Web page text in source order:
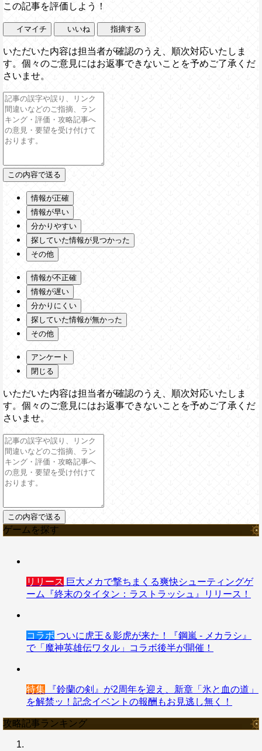
この記事を評価しよう！
イマイチ いいね 指摘する
いただいた内容は担当者が確認のうえ、順次対応いたしま
す。個々のご意見にはお返事できないことを予めご了承くだ
さいませ。
情報が正確
情報が早い
分かりやすい
探していた情報が見つかった
その他
情報が不正確
情報が遅い
分かりにくい
探していた情報が無かった
その他
アンケート
閉じる
いただいた内容は担当者が確認のうえ、順次対応いたしま
す。個々のご意見にはお返事できないことを予めご了承くだ
さいませ。
ゲームを探す
リリース 巨大メカで撃ちまくる爽快シューティングゲ
ーム『終末のタイタン：ラストラッシュ』リリース！
コラボ ついに虎王＆影虎が来た！『鋼嵐 - メカラシ』
で「魔神英雄伝ワタル」コラボ後半が開催！
特集 『鈴蘭の剣』が2周年を迎え、新章「氷と血の道」
を解禁ッ！記念イベントの報酬もお見逃し無く！
攻略記事ランキング